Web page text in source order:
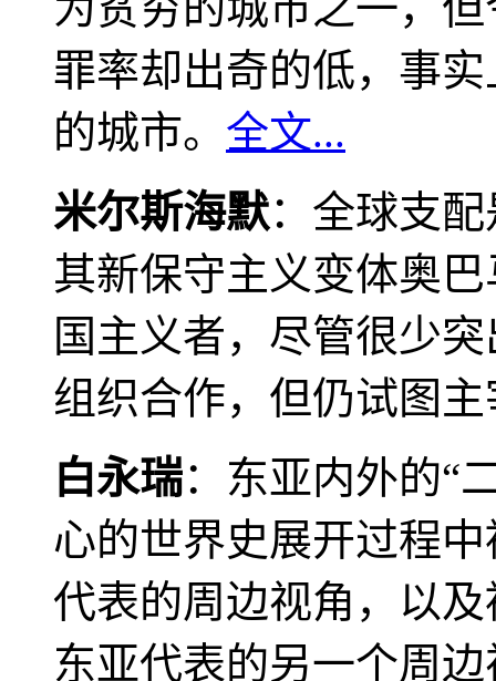
罪率却出奇的低，事
的城市。 全文...
米尔斯海默：全球支
其新保守主义变体奥
国主义者，尽管很少
组织合作，但仍试图
白永瑞：东亚内外的“
心的世界史展开过程
代表的周边视角，以
东亚代表的另一个周